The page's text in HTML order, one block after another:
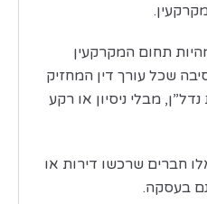
תחום המקרקעין
שכל עורך דין המחזיק
מבלי ניסיון או רקע
חברים שרכשו דירות או
בעסקה.